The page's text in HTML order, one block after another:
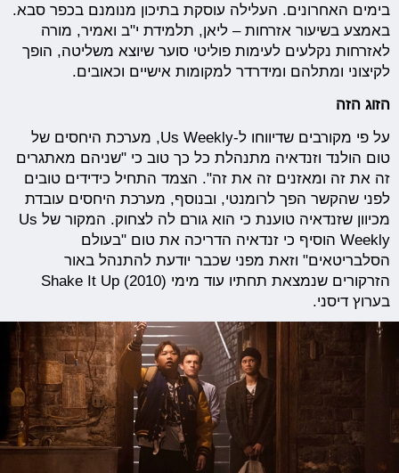
בימים האחרונים. העלילה עוסקת בתיכון מנומנם בכפר סבא.
באמצע בשיעור אזרחות – ליאן, תלמידת י"ב ואמיר, מורה
לאזרחות נקלעים לעימות פוליטי סוער שיוצא משליטה, הופך
לקיצוני ומתלהם ומידרדר למקומות אישיים וכאובים.
הזוג הזה
על פי מקורבים שדיווחו ל-Us Weekly, מערכת היחסים של
טום הולנד וזנדאיה מתנהלת כל כך טוב כי "שניהם מאתגרים
זה את זה ומאזנים זה את זה". הצמד התחיל כידידים טובים
לפני שהקשר הפך לרומנטי, ובנוסף, מערכת היחסים עובדת
מכיוון שזנדאיה טוענת כי הוא גורם לה לצחוק. המקור של Us
Weekly הוסיף כי זנדאיה הדריכה את טום "בעולם
הסלבריטאים" וזאת מפני שכבר יודעת להתנהל באור
הזרקורים שנמצאת תחתיו עוד מימי Shake It Up (2010)
בערוץ דיסני.